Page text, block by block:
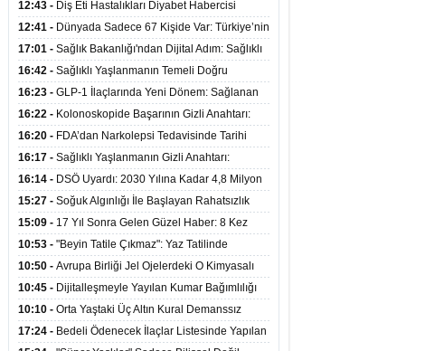
Aldı
Bini Aştı, Virüste Mutasyon Şüphesi!
12:43 - Diş Eti Hastalıkları Diyabet Habercisi
Olabilir: Ağız Sağlığı Ve Şeker Arasındaki Çift Yönlü
Bağ Kanıtlandı
12:41 - Dünyada Sadece 67 Kişide Var: Türkiye’nin
İlk Bundgaard Sendromu Vakası Diyarbakır’da
Teşhis Edildi
17:01 - Sağlık Bakanlığı'ndan Dijital Adım: Sağlıklı
Hayat Merkezlerinde Uzaktan Danışmanlık Dönemi
Başladı
16:42 - Sağlıklı Yaşlanmanın Temeli Doğru
Beslenmeden Geçiyor: İleri Yaşta Hangi Besin
Öğelerine İhtiyaç Duyuluyor?
16:23 - GLP-1 İlaçlarında Yeni Dönem: Sağlanan
Faydalar Yalnızca Kilo Kaybıyla Sınırlı Değil
16:22 - Kolonoskopide Başarının Gizli Anahtarı:
Yetersiz Bağırsak Temizliği Poliplerin Gözden
Kaçmasına Neden Oluyor
16:20 - FDA’dan Narkolepsi Tedavisinde Tarihi
Onay: Oreksin Sistemini Hedefleyen İlk İlaç
Kullanıma Sunuldu
16:17 - Sağlıklı Yaşlanmanın Gizli Anahtarı:
Düzenli Kuvvet Antrenmanı Kas Ve Kemik Sağlığını
Koruyor
16:14 - DSÖ Uyardı: 2030 Yılına Kadar 4,8 Milyon
Hemşire ve Ebe Açığı Oluşabilir
15:27 - Soğuk Algınlığı İle Başlayan Rahatsızlık
Karaciğer Yetmezliği Çıktı: 17 Yıl Sonra Nakille
Hayata Tutundu
15:09 - 17 Yıl Sonra Gelen Güzel Haber: 8 Kez
Reddedilen Hastaya 9'uncu Çağrıda Nakil Yapıldı
10:53 - "Beyin Tatile Çıkmaz": Yaz Tatilinde
Öğrenilenlerin Yüzde 39'u Unutulabiliyor
10:50 - Avrupa Birliği Jel Ojelerdeki O Kimyasalı
Yasakladı: Kısırlık ve Alerji Riski Uyarısı
10:45 - Dijitalleşmeyle Yayılan Kumar Bağımlılığı
Beyni ve Aileyi Yıkıma Uğratıyor
10:10 - Orta Yaştaki Üç Altın Kural Demanssız
Yaşamı 13 Yıl Uzatabiliyor
17:24 - Bedeli Ödenecek İlaçlar Listesinde Yapılan